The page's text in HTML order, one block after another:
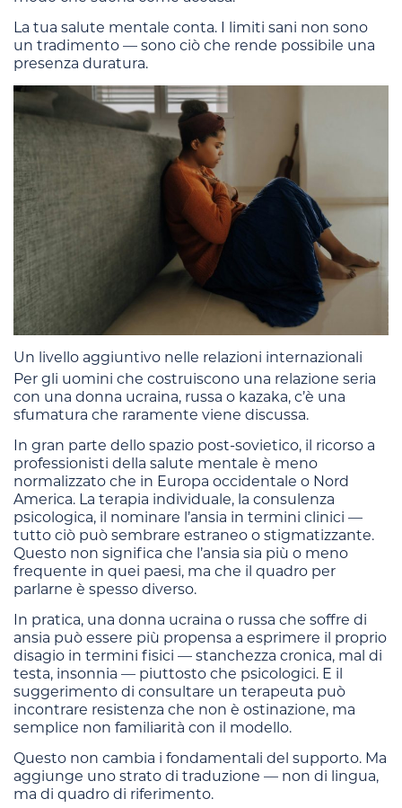
La tua salute mentale conta. I limiti sani non sono
un tradimento — sono ciò che rende possibile una
presenza duratura.
Un livello aggiuntivo nelle relazioni internazionali
Per gli uomini che costruiscono una relazione seria
con una donna ucraina, russa o kazaka, c’è una
sfumatura che raramente viene discussa.
In gran parte dello spazio post-sovietico, il ricorso a
professionisti della salute mentale è meno
normalizzato che in Europa occidentale o Nord
America. La terapia individuale, la consulenza
psicologica, il nominare l’ansia in termini clinici —
tutto ciò può sembrare estraneo o stigmatizzante.
Questo non significa che l’ansia sia più o meno
frequente in quei paesi, ma che il quadro per
parlarne è spesso diverso.
In pratica, una donna ucraina o russa che soffre di
ansia può essere più propensa a esprimere il proprio
disagio in termini fisici — stanchezza cronica, mal di
testa, insonnia — piuttosto che psicologici. E il
suggerimento di consultare un terapeuta può
incontrare resistenza che non è ostinazione, ma
semplice non familiarità con il modello.
Questo non cambia i fondamentali del supporto. Ma
aggiunge uno strato di traduzione — non di lingua,
ma di quadro di riferimento.